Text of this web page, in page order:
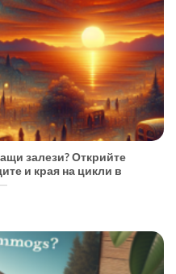
залези? Открийте
и края на цикли в